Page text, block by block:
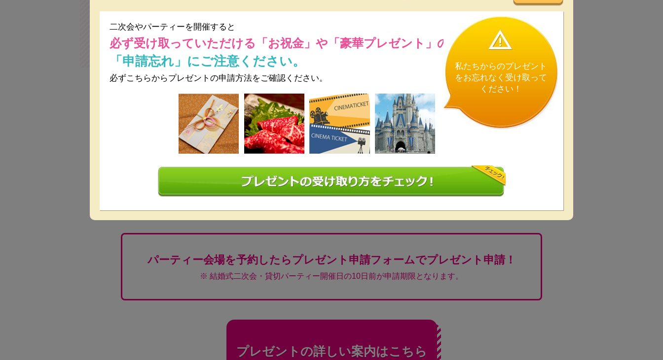
音響設備 駅近 携帯電話OK
立食 20～34名
着席 20～34名
料理 イタリアン
設備 音響設備,駅近,携帯電話OK
パーティー会場を予約したらプレゼント申請フォームでプレゼント申請！
※ 結婚式二次会・貸切パーティー開催日の10日前が申請期限となります。
プレゼントの詳しい案内はこちら
二次会やパーティーを開催すると
必ず受け取っていただける 「お祝金」や「豪華プレゼント」の
「申請忘れ」にご注意ください。
必ずこちらからプレゼントの申請方法をご確認ください。
私たちからのプレゼント
をお忘れなく受け取って
ください！